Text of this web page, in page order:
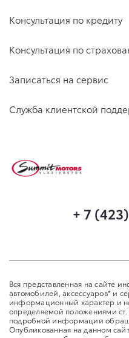
Консультация по кредиту
Консультация по
Записаться на сервис
Служба клиентской
+ 7
Вся представленная на сайте
автомобилей, аксессуаров* и
информационный характер и
определяемой положениями
подробной информации
Опубликованная на данном